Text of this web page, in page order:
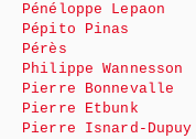
Pénéloppe Lepaon
Pépito Pinas
Pérès
Philippe Wannesson
Pierre Bonnevalle
Pierre Etbunk
Pierre Isnard-Dupuy